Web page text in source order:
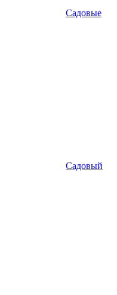
Садовые
Садовый